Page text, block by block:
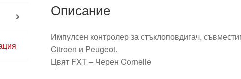
Описание
Импулсен контролер за стъклоповдигач,
Citroen и Peugeot.
Цвят FXT – Черен Cornelie